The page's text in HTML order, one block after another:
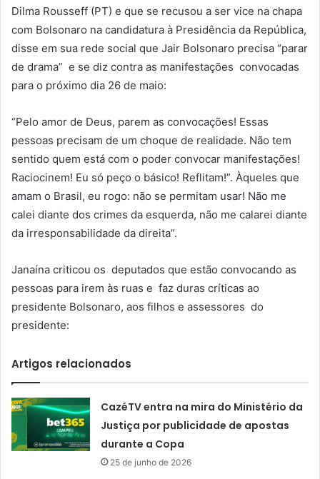
Dilma Rousseff (PT) e que se recusou a ser vice na chapa
com Bolsonaro na candidatura à Presidência da República,
disse em sua rede social que Jair Bolsonaro precisa “parar
de drama” e se diz contra as manifestações convocadas
para o próximo dia 26 de maio:
“Pelo amor de Deus, parem as convocações! Essas
pessoas precisam de um choque de realidade. Não tem
sentido quem está com o poder convocar manifestações!
Raciocinem! Eu só peço o básico! Reflitam!”. Àqueles que
amam o Brasil, eu rogo: não se permitam usar! Não me
calei diante dos crimes da esquerda, não me calarei diante
da irresponsabilidade da direita”.
Janaína criticou os deputados que estão convocando as
pessoas para irem às ruas e faz duras críticas ao
presidente Bolsonaro, aos filhos e assessores do
presidente:
Artigos relacionados
CazéTV entra na mira do Ministério da
Justiça por publicidade de apostas
durante a Copa
25 de junho de 2026